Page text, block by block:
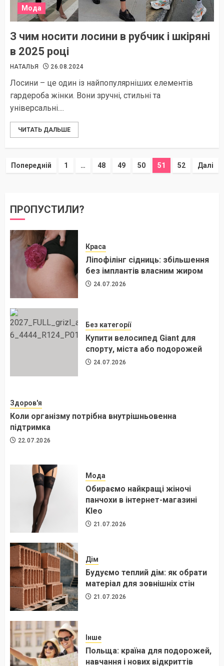
Мода
З чим носити лосини в рубчик і шкіряні
в 2025 році
НАТАЛЬЯ 26.08.2024
Лосини – це один із найпопулярніших елементів
гардероба жінки. Вони зручні, стильні та
універсальні....
ЧИТАТЬ ДАЛЬШЕ
Пагінація
Попередній 1 … 48 49 50 51 52 Далі
ПРОПУСТИЛИ?
Краса
Ліпофілінг сідниць: збільшення
без імплантів власним жиром
24.07.2026
Без категорії
Купити велосипед Giant для
спорту, міста або подорожей
24.07.2026
Здоров'я
Коли організму потрібна внутрішньовенна
підтримка
22.07.2026
Мода
Обираємо найкращі жіночі
панчохи в інтернет-магазині
Kleo
21.07.2026
Дім
Будуємо теплий дім: як обрати
матеріал для зовнішніх стін
21.07.2026
Інше
Польща: країна для подорожей,
навчання і нових відкриттів